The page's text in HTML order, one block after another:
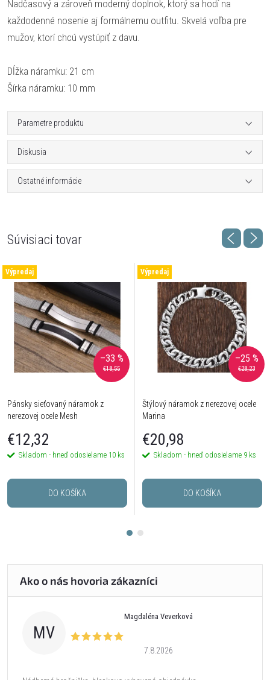
Nadčasový a zároveň moderný doplnok, ktorý sa hodí na
každodenné nosenie aj formálnemu outfitu. Skvelá voľba pre
mužov, ktorí chcú vystúpiť z davu.
Dĺžka náramku: 21 cm
Šírka náramku: 10 mm
Parametre produktu
Diskusia
Ostatné informácie
Súvisiaci tovar
Výpredaj
€18,55
–33 %
Pánsky sieťovaný náramok z
nerezovej ocele Mesh
€12,32
Skladom - hneď odosielame 10 ks
DO KOŠÍKA
Výpredaj
€28,23
–25 %
Štýlový náramok z nerezovej ocele
Marina
€20,98
Skladom - hneď odosielame 9 ks
DO KOŠÍKA
MV
Magdaléna Veverková
7.8.2026